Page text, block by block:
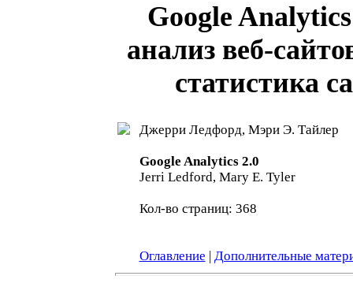
Google
анализ веб-
статистика
Джерри Ледфорд, Мэри Э. Тайлер
Google Analytics 2.0
Jerri Ledford, Mary E. Tyler
Кол-во страниц: 368
Оглавление | Дополнительные